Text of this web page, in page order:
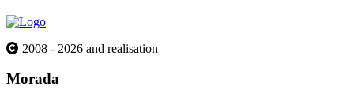
2008 - 2026 and realisation
Morada